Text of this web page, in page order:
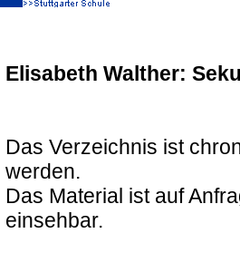
Elisabeth Walther:
Das Verzeichnis ist
werden.
Das Material ist auf
einsehbar.